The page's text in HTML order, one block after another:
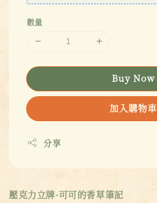
數量
Buy Now
加入購物車
分享
壓克力立牌-可可的香草筆記